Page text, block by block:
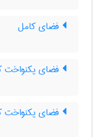
فضای کامل
فضای یکنواخت
فضای یکنواخت